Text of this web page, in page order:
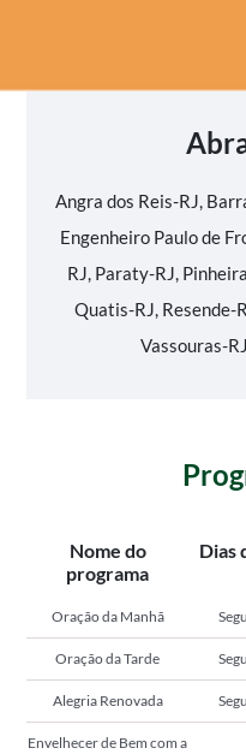
Angra dos Reis-RJ,
Engenheiro Paulo de
RJ, Paraty-RJ,
Quatis-RJ, Resende-
Vassouras-
Nome do
programa
Dias
Oração da Manhã
Oração da Tarde
Alegria Renovada
Envelhecer de Bem com a